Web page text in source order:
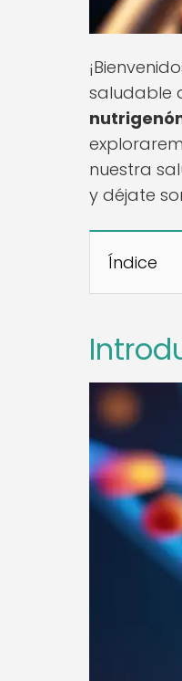
saludable
nuestra
y déjate
Índice